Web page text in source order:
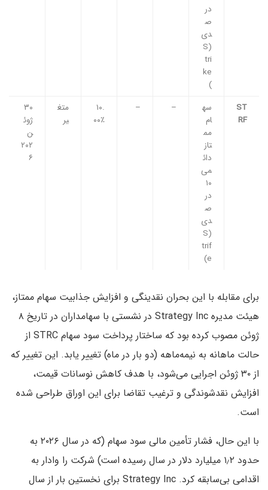
در
ص
دی
(S
tri
ke
)
ST
RF
سه
ام
مم
تاز
دائ
می
۱۰
در
ص
دی
(S
trif
e)
–
–
۱۰.
۰۰٪
متغ
یر
۳۰
ژوئ
ن
۲۰۲
۶
برای مقابله با این بحران نقدینگی و افزایش جذابیت سهام ممتاز،
هیئت مدیره Strategy Inc در نشستی با سهامداران در تاریخ ۸
ژوئن مصوب کرده بود که ساختار پرداخت سود سهام STRC از
حالت ماهانه به نیمه‌ماهه (دو بار در ماه) تغییر یابد. این تغییر که
از ۳۰ ژوئن اجرایی می‌شود، با هدف کاهش نوسانات قیمت،
افزایش نقدشوندگی و ترغیب تقاضا برای این اوراق طراحی شده
است.
با این حال، فشار تأمین مالی سود سهام (که در سال ۲۰۲۶ به
حدود ۱٫۲ میلیارد دلار در سال رسیده است) شرکت را وادار به
اقدامی بی‌سابقه کرد. Strategy Inc برای نخستین بار از سال